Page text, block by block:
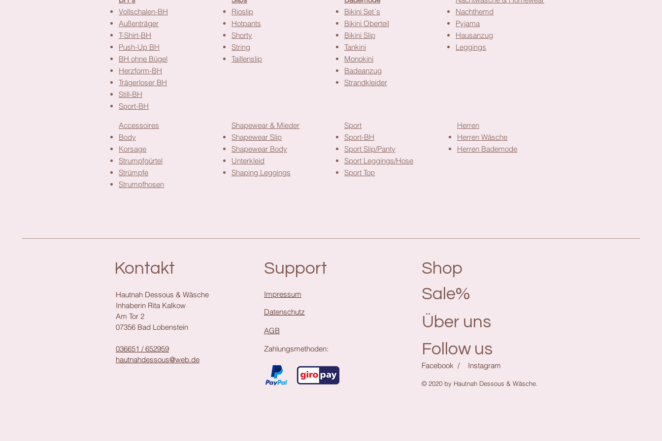
Vollschalen-BH
Außenträger
T-Shirt-BH
Push-Up BH
BH ohne Bügel
Herzform-BH
Trägerloser BH
Still-BH
Sport-BH
Rioslip
Hotpants
Shorty
String
Taillenslip
Bikini Set´s
Bikini Oberteil
Bikini Slip
Tankini
Monokini
Badeanzug
Strandkleider
Nachthemd
Pyjama
Hausanzug
Leggings
Accessoires
Body
Korsage
Strumpfgürtel
Strümpfe
Strumpfhosen
Shapewear & Mieder
Shapewear Slip
Shapewear Body
Unterkleid
Shaping Leggings
Sport
Sport-BH
Sport Slip/Panty
Sport Leggings/Hose
Sport Top
Herren
Herren Wäsche
Herren Bademode
Kontakt
Hautnah Dessous & Wäsche
Inhaberin Rita Kalkow
Am Tor 2
07356 Bad Lobenstein
036651 / 652959
hautnahdessous@web.de
Support
Impressum
Datenschutz
AGB
Zahlungsmethoden:
Shop
Sale%
Über uns
Follow us
Facebook / Instagram
© 2020 by Hautnah Dessous & Wäsche.